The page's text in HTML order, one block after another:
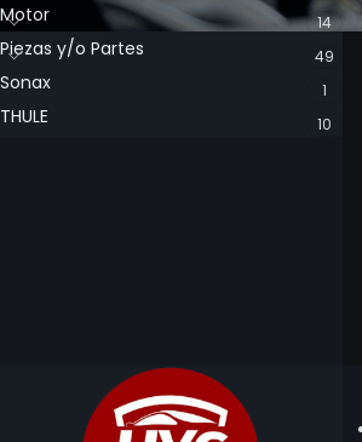
Motor 14
Piezas y/o Partes 49
Sonax 1
THULE 10